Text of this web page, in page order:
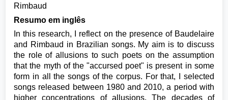
Rimbaud
Resumo em inglês
In this research, I reflect on the presence of Baudelaire
and Rimbaud in Brazilian songs. My aim is to discuss
the role of allusions to such poets on the assumption
that the myth of the "accursed poet" is present in some
form in all the songs of the corpus. For that, I selected
songs released between 1980 and 2010, a period with
higher concentrations of allusions. The decades of